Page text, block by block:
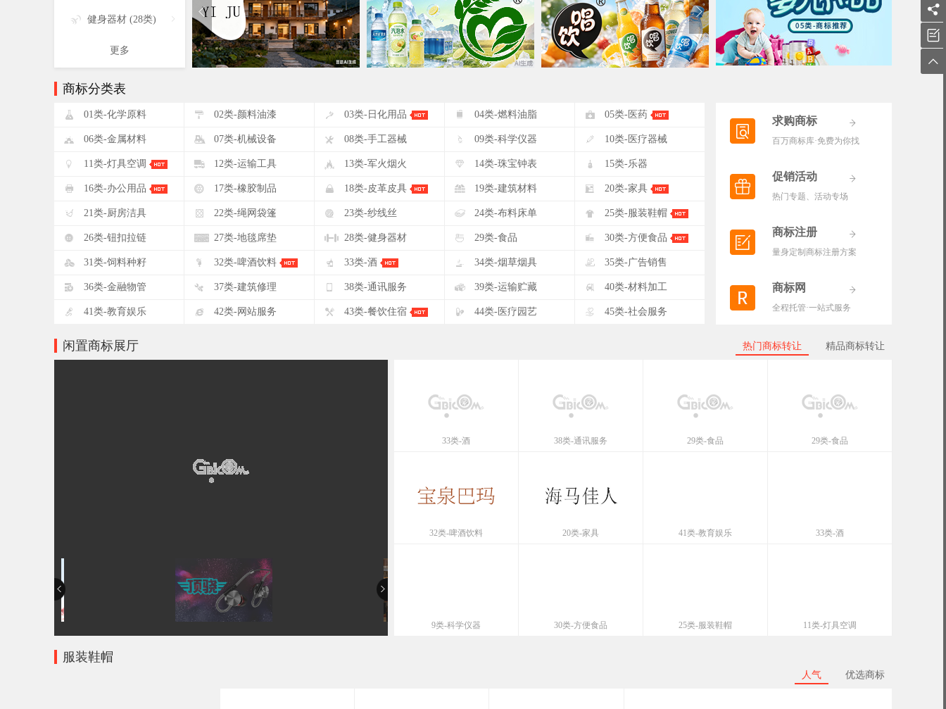

 健身器材 (28类)
更多
商标分类表
! 01类-化学原料 " 02类-颜料油漆 # 03类-日化用品 $ 04类-燃料油脂 % 05类-医药
& 06类-金属材料 ' 07类-机械设备 ( 08类-手工器械 ) 09类-科学仪器 * 10类-医疗器械
+ 11类-灯具空调 , 12类-运输工具 - 13类-军火烟火 . 14类-珠宝钟表 / 15类-乐器
0 16类-办公用品 1 17类-橡胶制品 2 18类-皮革皮具 3 19类-建筑材料 4 20类-家具
5 21类-厨房洁具 6 22类-绳网袋篷 7 23类-纱线丝 8 24类-布料床单 9 25类-服装鞋帽
: 26类-钮扣拉链 ; 27类-地毯席垫 < 28类-健身器材 = 29类-食品 > 30类-方便食品
? 31类-饲料种籽 @ 32类-啤酒饮料 A 33类-酒 B 34类-烟草烟具 C 35类-广告销售
D 36类-金融物管 E 37类-建筑修理 F 38类-通讯服务 G 39类-运输贮藏 H 40类-材料加工
I 41类-教育娱乐 J 42类-网站服务 K 43类-餐饮住宿 L 44类-医疗园艺 M 45类-社会服务
求购商标
百万商标库·免费为你找
促销活动
热门专题、活动专场
商标注册
量身定制商标注册方案
商标网
全程托管·一站式服务
热门商标转让 精品商标转让
33类-酒 38类-通讯服务 29类-食品 29类-食品
32类-啤酒饮料 20类-家具 41类-教育娱乐 33类-酒
9类-科学仪器 30类-方便食品 25类-服装鞋帽 11类-灯具空调
闲置商标展厅
人气 优选商标
服装鞋帽


